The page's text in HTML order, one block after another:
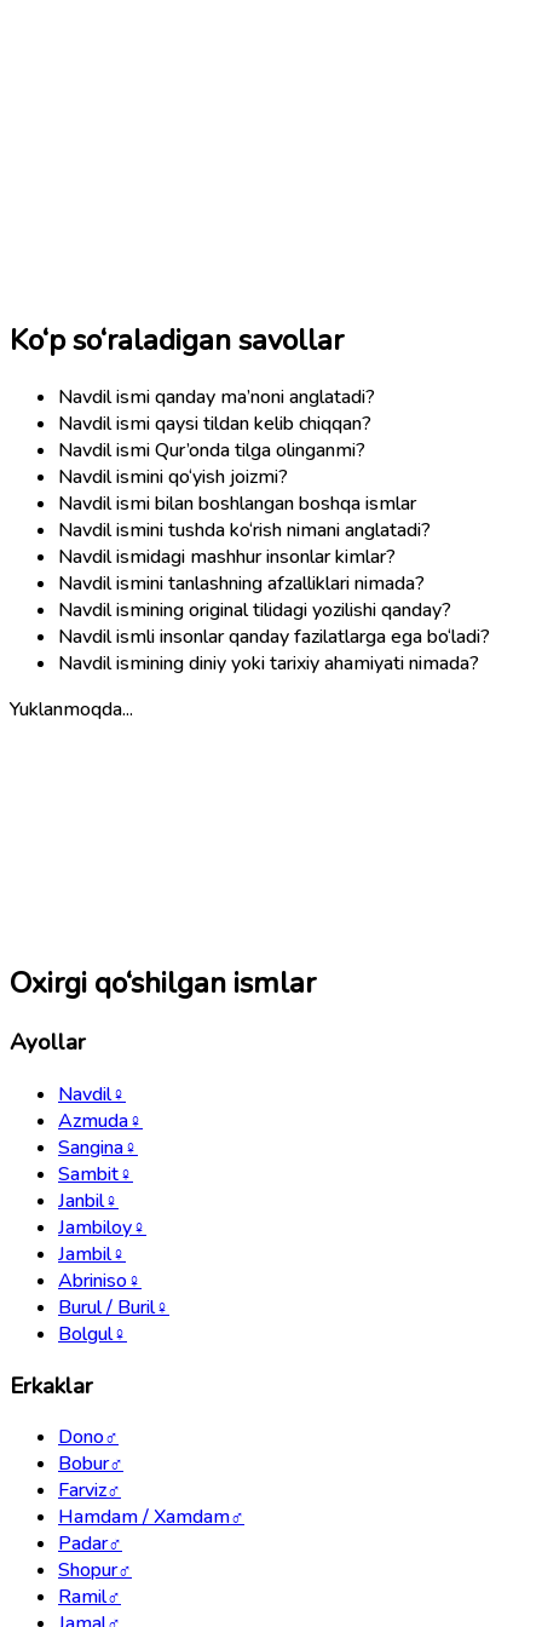
Ko‘p so‘raladigan savollar
Navdil ismi qanday ma’noni anglatadi?
Navdil ismi qaysi tildan kelib chiqqan?
Navdil ismi Qur’onda tilga olinganmi?
Navdil ismini qo‘yish joizmi?
Navdil ismi bilan boshlangan boshqa ismlar
Navdil ismini tushda ko‘rish nimani anglatadi?
Navdil ismidagi mashhur insonlar kimlar?
Navdil ismini tanlashning afzalliklari nimada?
Navdil ismining original tilidagi yozilishi qanday?
Navdil ismli insonlar qanday fazilatlarga ega bo‘ladi?
Navdil ismining diniy yoki tarixiy ahamiyati nimada?
Yuklanmoqda...
Oxirgi qo‘shilgan ismlar
Ayollar
Navdil♀
Azmuda♀
Sangina♀
Sambit♀
Janbil♀
Jambiloy♀
Jambil♀
Abriniso♀
Burul / Buril♀
Bolgul♀
Erkaklar
Dono♂
Bobur♂
Farviz♂
Hamdam / Xamdam♂
Padar♂
Shopur♂
Ramil♂